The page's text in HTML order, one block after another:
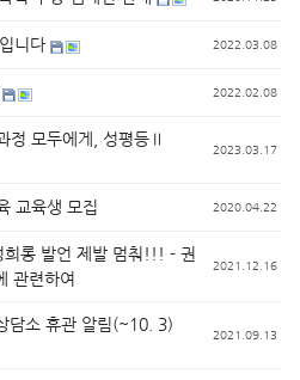
니다 2022.03.08
2022.02.08
정 모두에게, 성평등Ⅱ
2023.03.17
교육생 모집 2020.04.22
희롱 발언 제발 멈춰!!! - 권
관련하여
2021.12.16
담소 휴관 알림(~10. 3)
2021.09.13